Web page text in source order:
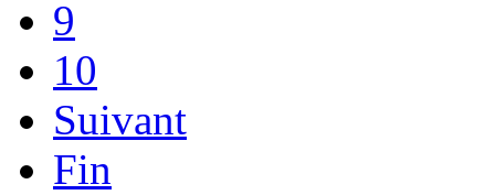
9
10
Suivant
Fin